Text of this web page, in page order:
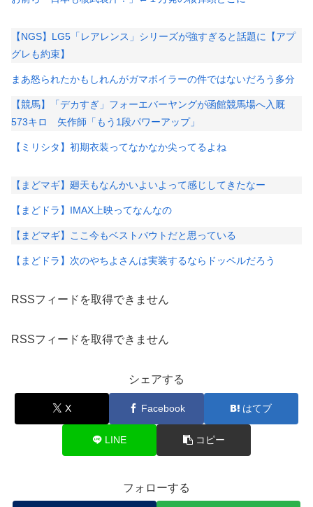
【NGS】LG5「レアレンス」シリーズが強すぎると話題に【アプ
グレも約束】
まあ怒られたかもしれんがガマボイラーの件ではないだろう多分
【競馬】「デカすぎ」フォーエバーヤングが函館競馬場へ入厩
573キロ 矢作師「もう1段パワーアップ」
【ミリシタ】初期衣装ってなかなか尖ってるよね
【まどマギ】廻天もなんかいよいよって感じしてきたなー
【まどドラ】IMAX上映ってなんなの
【まどマギ】ここ今もベストバウトだと思っている
【まどドラ】次のやちよさんは実装するならドッペルだろう
RSSフィードを取得できません
RSSフィードを取得できません
シェアする
X Facebook はてブ
LINE コピー
フォローする